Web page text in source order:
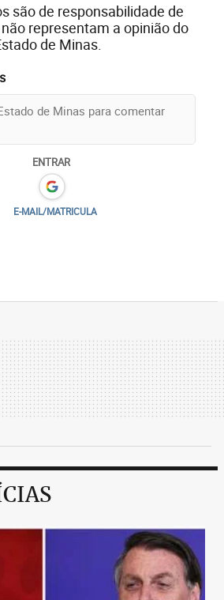
são de responsabilidade de
representam a opinião do
de Minas.
ENTRAR
E-MAIL/MATRICULA